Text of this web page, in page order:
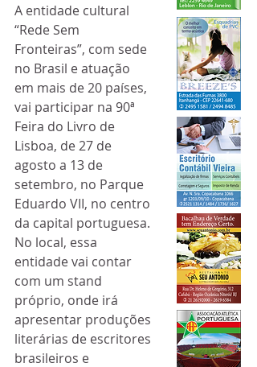
A entidade cultural
“Rede Sem
Fronteiras”, com sede
no Brasil e atuação
em mais de 20 países,
vai participar na 90ª
Feira do Livro de
Lisboa, de 27 de
agosto a 13 de
setembro, no Parque
Eduardo VII, no centro
da capital portuguesa.
No local, essa
entidade vai contar
com um stand
próprio, onde irá
apresentar produções
literárias de escritores
brasileiros e